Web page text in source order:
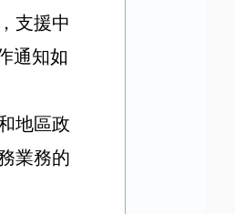
支援中
通知如
地區政
業務的